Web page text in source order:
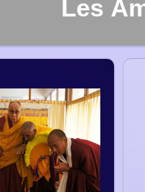
Les